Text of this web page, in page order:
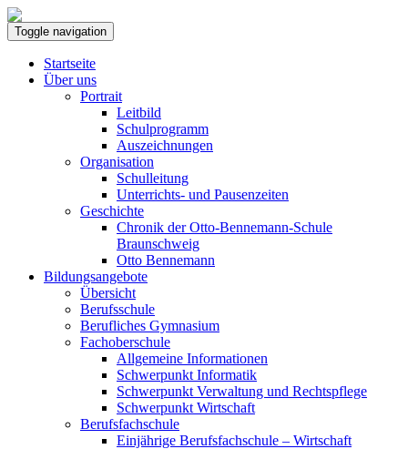
Toggle navigation
Startseite
Über uns
Portrait
Leitbild
Schulprogramm
Auszeichnungen
Organisation
Schulleitung
Unterrichts- und Pausenzeiten
Geschichte
Chronik der Otto-Bennemann-Schule
Braunschweig
Otto Bennemann
Bildungsangebote
Übersicht
Berufsschule
Berufliches Gymnasium
Fachoberschule
Allgemeine Informationen
Schwerpunkt Informatik
Schwerpunkt Verwaltung und Rechtspflege
Schwerpunkt Wirtschaft
Berufsfachschule
Einjährige Berufsfachschule – Wirtschaft